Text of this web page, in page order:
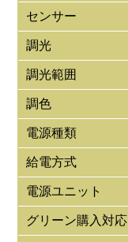
センサー
調光
調光範囲
調色
電源種類
給電方式
電源ユニット
グリーン購入対応